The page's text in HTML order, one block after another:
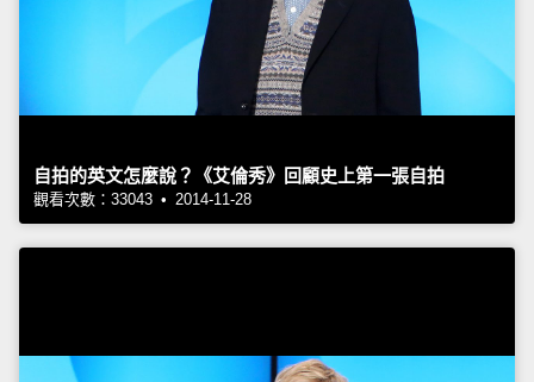
自拍的英文怎麼說？《艾倫秀》回顧史上第一張自拍
觀看次數：33043 • 2014-11-28